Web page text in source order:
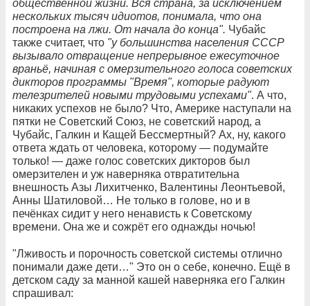
общественной жизни. Вся страна, за исключением
нескольких тысяч идиотов, понимала, что она
построена на лжи. От начала до конца". Чубайс
также считает, что "у большинства населения СССР
вызывало отвращение непрерывное ежесуточное
враньё, начиная с омерзительного голоса советских
дикторов программы "Время", которые радуют
телезрителей новыми трудовыми успехами". А что,
никаких успехов не было? Что, Америке наступали на
пятки не Советский Союз, не советский народ, а
Чубайс, Галкин и Кащей Бессмертный? Ах, ну, какого
ответа ждать от человека, которому — подумайте
только! — даже голос советских дикторов был
омерзителен и уж наверняка отвратительна
внешность Азы Лихитченко, Валентины Леонтьевой,
Анны Шатиловой… Не только в голове, но и в
печёнках сидит у него ненависть к Советскому
времени. Она же и сожрёт его однажды ночью!
"Лживость и порочность советской системы отлично
понимали даже дети…" Это он о себе, конечно. Ещё в
детском саду за манной кашей наверняка его Галкин
спрашивал: